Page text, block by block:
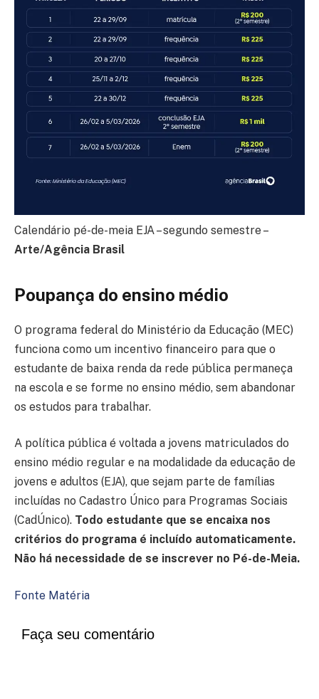
Calendário pé-de-meia EJA – segundo semestre –
Arte/Agência Brasil
Poupança do ensino médio
O programa federal do Ministério da Educação (MEC)
funciona como um incentivo financeiro para que o
estudante de baixa renda da rede pública permaneça
na escola e se forme no ensino médio, sem abandonar
os estudos para trabalhar.
A política pública é voltada a jovens matriculados do
ensino médio regular e na modalidade da educação de
jovens e adultos (EJA), que sejam parte de famílias
incluídas no Cadastro Único para Programas Sociais
(CadÚnico). Todo estudante que se encaixa nos
critérios do programa é incluído automaticamente.
Não há necessidade de se inscrever no Pé-de-Meia.
Fonte Matéria
Faça seu comentário